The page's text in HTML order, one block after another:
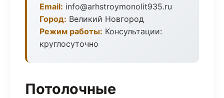
Email: info@arhstroymonolit935.ru
Город: Великий Новгород
Режим работы: Консультации:
круглосуточно
Потолочные